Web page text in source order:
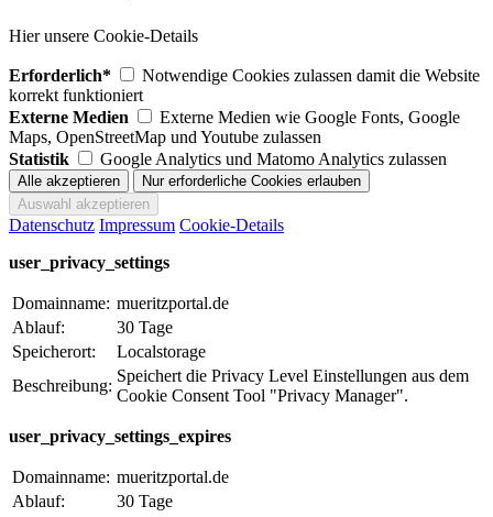
Hier unsere Cookie-Details
Erforderlich*
Notwendige Cookies zulassen damit die Website
korrekt funktioniert
Externe Medien
Externe Medien wie Google Fonts, Google
Maps, OpenStreetMap und Youtube zulassen
Statistik
Google Analytics und Matomo Analytics zulassen
Datenschutz Impressum Cookie-Details
user_privacy_settings
Domainname: mueritzportal.de
Ablauf:
30 Tage
Speicherort:
Localstorage
Beschreibung:
Speichert die Privacy Level Einstellungen aus dem
Cookie Consent Tool "Privacy Manager".
user_privacy_settings_expires
Domainname: mueritzportal.de
Ablauf:
30 Tage